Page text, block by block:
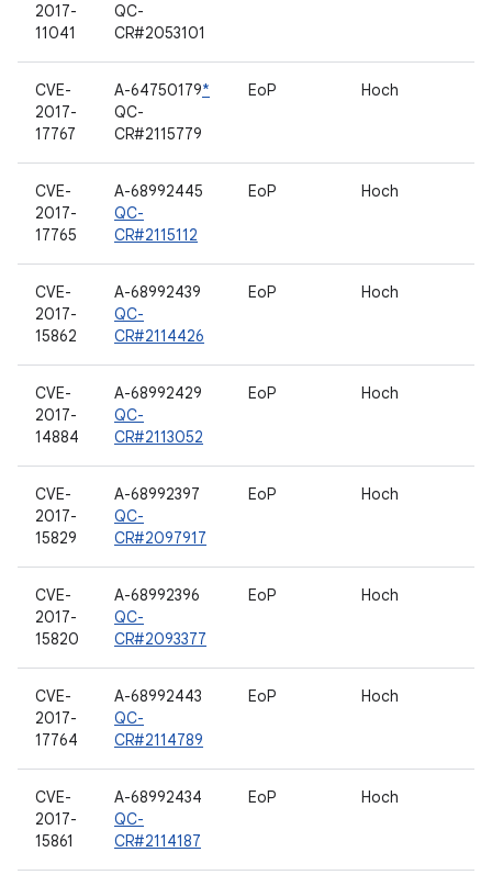
2017-
11041
QC-
CR#2053101
CVE-
2017-
17767
A-64750179*
QC-
CR#2115779
EoP Hoch
CVE-
2017-
17765
A-68992445
QC-
CR#2115112
EoP Hoch
CVE-
2017-
15862
A-68992439
QC-
CR#2114426
EoP Hoch
CVE-
2017-
14884
A-68992429
QC-
CR#2113052
EoP Hoch
CVE-
2017-
15829
A-68992397
QC-
CR#2097917
EoP Hoch
CVE-
2017-
15820
A-68992396
QC-
CR#2093377
EoP Hoch
CVE-
2017-
17764
A-68992443
QC-
CR#2114789
EoP Hoch
CVE-
2017-
15861
A-68992434
QC-
CR#2114187
EoP Hoch